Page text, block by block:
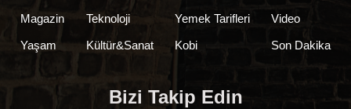
Magazin
Yaşam
Teknoloji
Kültür&Sanat
Yemek Tarifleri
Kobi
Video
Son Dakika
Bizi Takip Edin